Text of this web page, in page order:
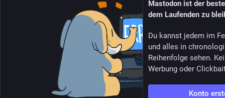
Mastodon ist der
dem Laufenden zu
Du kannst jedem im
und alles in
Reihenfolge sehen.
Werbung oder
Konto